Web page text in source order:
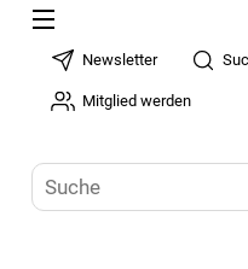
Newsletter
Mitglied werden